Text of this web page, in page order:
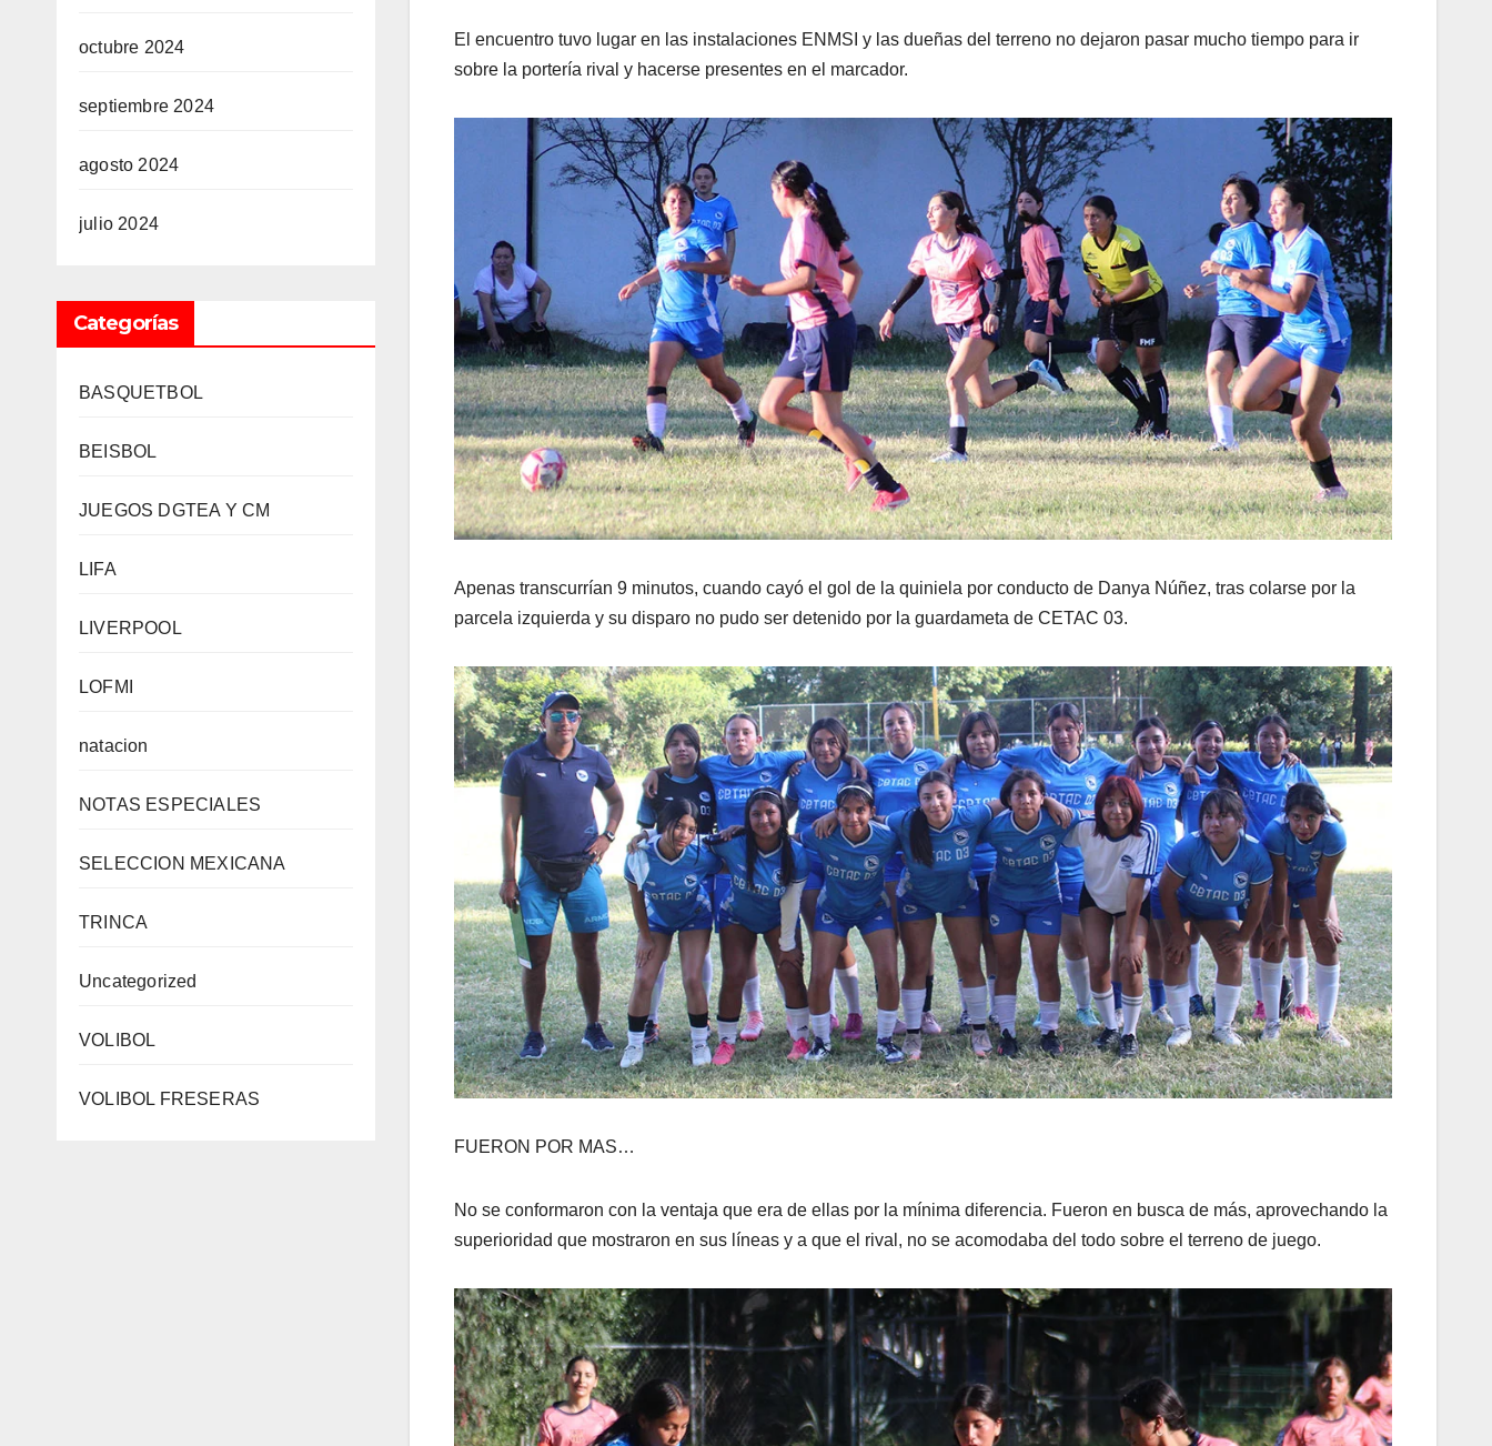
octubre 2024
septiembre 2024
agosto 2024
julio 2024
Categorías
BASQUETBOL
BEISBOL
JUEGOS DGTEA Y CM
LIFA
LIVERPOOL
LOFMI
natacion
NOTAS ESPECIALES
SELECCION MEXICANA
TRINCA
Uncategorized
VOLIBOL
VOLIBOL FRESERAS
El encuentro tuvo lugar en las instalaciones ENMSI y las dueñas del terreno no dejaron pasar mucho tiempo para ir
sobre la portería rival y hacerse presentes en el marcador.
Apenas transcurrían 9 minutos, cuando cayó el gol de la quiniela por conducto de Danya Núñez, tras colarse por la
parcela izquierda y su disparo no pudo ser detenido por la guardameta de CETAC 03.
FUERON POR MAS…
No se conformaron con la ventaja que era de ellas por la mínima diferencia. Fueron en busca de más, aprovechando la
superioridad que mostraron en sus líneas y a que el rival, no se acomodaba del todo sobre el terreno de juego.